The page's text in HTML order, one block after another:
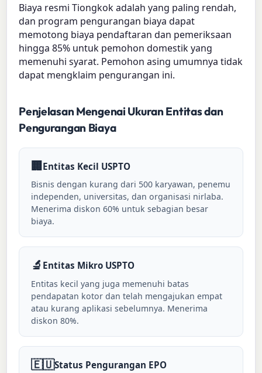
Biaya resmi Tiongkok adalah yang paling rendah,
dan program pengurangan biaya dapat
memotong biaya pendaftaran dan pemeriksaan
hingga 85% untuk pemohon domestik yang
memenuhi syarat. Pemohon asing umumnya tidak
dapat mengklaim pengurangan ini.
Penjelasan Mengenai Ukuran Entitas dan
Pengurangan Biaya
🏢Entitas Kecil USPTO
Bisnis dengan kurang dari 500 karyawan, penemu
independen, universitas, dan organisasi nirlaba.
Menerima diskon 60% untuk sebagian besar
biaya.
🔬 Entitas Mikro USPTO
Entitas kecil yang juga memenuhi batas
pendapatan kotor dan telah mengajukan empat
atau kurang aplikasi sebelumnya. Menerima
diskon 80%.
🇪🇺Status Pengurangan EPO